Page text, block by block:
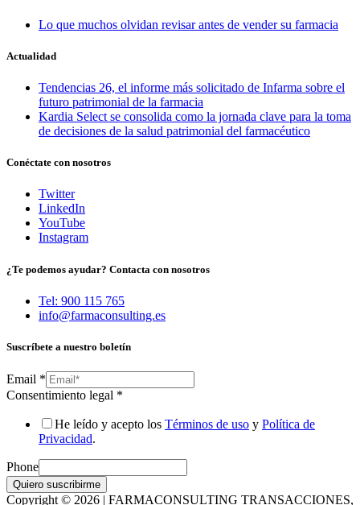
Lo que muchos olvidan revisar antes de vender su farmacia
Actualidad
Tendencias 26, el informe más solicitado de Infarma sobre el
futuro patrimonial de la farmacia
Kardia Select se consolida como la jornada clave para la toma
de decisiones de la salud patrimonial del farmacéutico
Conéctate con nosotros
Twitter
LinkedIn
YouTube
Instagram
¿Te podemos ayudar? Contacta con nosotros
Tel: 900 115 765
info@farmaconsulting.es
Suscríbete a nuestro boletín
Email *
Consentimiento legal *
He leído y acepto los Términos de uso y Política de
Privacidad.
Phone
Quiero suscribirme
Copyright © 2026 | FARMACONSULTING TRANSACCIONES,